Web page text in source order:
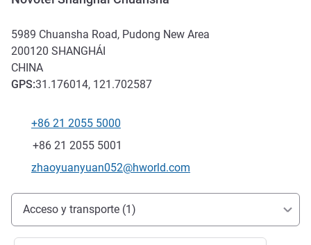
5989 Chuansha Road, Pudong New Area
200120 SHANGHÁI
CHINA
GPS:31.176014, 121.702587
Teléfono
+86 21 2055 5000
Fax
+86 21 2055 5001
Correo electrónico de contacto
zhaoyuanyuan052@hworld.com
Acceso y transporte
Acceso y transporte (1)